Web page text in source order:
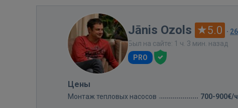
Jānis Ozols 5.0 ·
Был на сайте: 1 ч. 3 мин. назад
PRO
Цены
Монтаж тепловых насосов 700-900€/